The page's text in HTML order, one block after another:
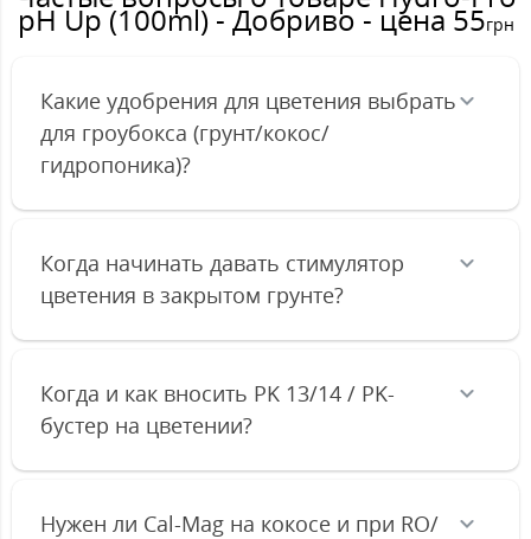
рН Up (100ml) - Добриво - цена 55грн
Какие удобрения для цветения выбрать
для гроубокса (грунт/кокос/
гидропоника)?
Когда начинать давать стимулятор
цветения в закрытом грунте?
Когда и как вносить PK 13/14 / PK-
бустер на цветении?
Нужен ли Cal-Mag на кокосе и при RO/